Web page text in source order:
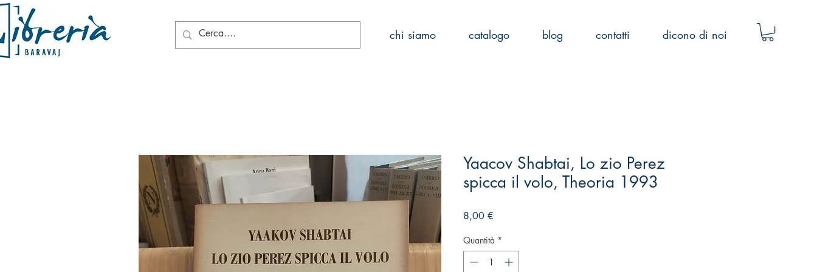
chi siamo catalogo blog contatti dicono di noi
Yaacov Shabtai, Lo zio Perez
spicca il volo, Theoria 1993
8,00 €Prezzo
Quantità *